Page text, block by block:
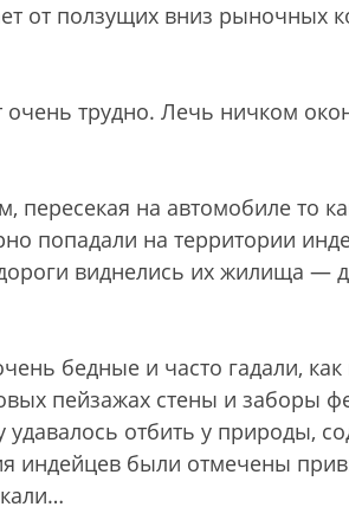
от ползущих вниз рыночных
очень трудно. Лечь ничком
пересекая на автомобиле то
попадали на территории
виднелись их жилища —
бедные и часто гадали,
пейзажах стены и заборы
отбить у природы,
индейцев были отмечены